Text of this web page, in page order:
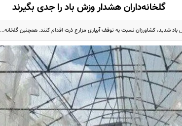
گلخانه‌داران هشدار وزش باد را جدی بگیرند
شدید، کشاورزان نسبت به توقف آبیاری مزارع ذرت اقدام کنند. همچنین گلخانه...